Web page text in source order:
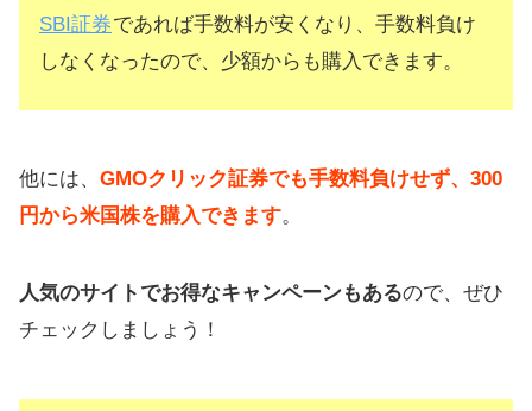
SBI証券であれば手数料が安くなり、手数料負け
しなくなったので、少額からも購入できます。
他には、 GMOクリック証券でも手数料負けせず、300
円から米国株を購入できます。
人気のサイトでお得なキャンペーンもあるので、ぜひ
チェックしましょう！